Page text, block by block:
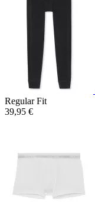
Regular Fit
39,95 €